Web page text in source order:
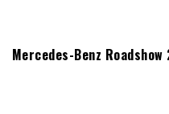
Mercedes-Benz Roadshow